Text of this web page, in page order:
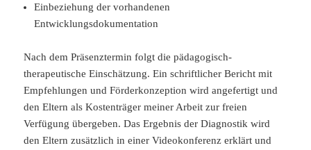
Einbeziehung der vorhandenen
Entwicklungsdokumentation
Nach dem Präsenztermin folgt die pädagogisch-
therapeutische Einschätzung. Ein schriftlicher Bericht mit
Empfehlungen und Förderkonzeption wird angefertigt und
den Eltern als Kostenträger meiner Arbeit zur freien
Verfügung übergeben. Das Ergebnis der Diagnostik wird
den Eltern zusätzlich in einer Videokonferenz erklärt und